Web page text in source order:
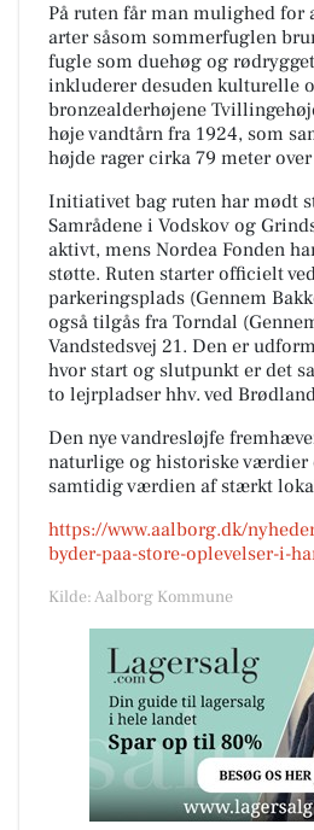
På ruten får man mulighed for
arter såsom sommerfuglen
fugle som duehøg og
inkluderer desuden kulturelle
bronzealderhøjene
høje vandtårn fra 1924, som
højde rager cirka 79 meter over
Initiativet bag ruten har mødt
Samrådene i Vodskov og
aktivt, mens Nordea Fonden
støtte. Ruten starter officielt
parkeringsplads (Gennem
også tilgås fra Torndal
Vandstedsvej 21. Den er
hvor start og slutpunkt er det
to lejrpladser hhv. ved
Den nye vandresløjfe
naturlige og historiske værdier
samtidig værdien af stærkt
https://www.aalborg.dk/
byder-paa-store-oplevelser-i-
Kilde: Aalborg Kommune